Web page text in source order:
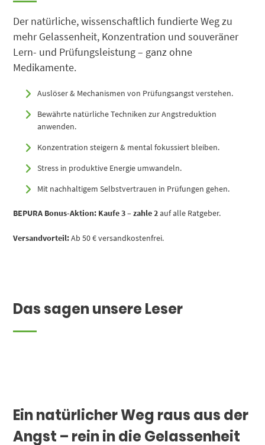
Der natürliche, wissenschaftlich fundierte Weg zu
mehr Gelassenheit, Konzentration und souveräner
Lern- und Prüfungsleistung – ganz ohne
Medikamente.
Auslöser & Mechanismen von Prüfungsangst verstehen.
Bewährte natürliche Techniken zur Angstreduktion
anwenden.
Konzentration steigern & mental fokussiert bleiben.
Stress in produktive Energie umwandeln.
Mit nachhaltigem Selbstvertrauen in Prüfungen gehen.
BEPURA Bonus-Aktion: Kaufe 3 – zahle 2auf alle Ratgeber.
Versandvorteil:Ab 50 € versandkostenfrei.
Das sagen unsere Leser
Ein natürlicher Weg raus aus der
Angst – rein in die Gelassenheit